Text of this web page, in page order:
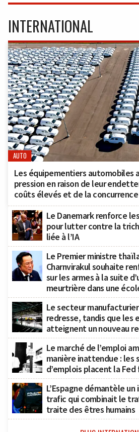
INTERNATIONAL
AUTO
Les équipementiers automobiles
pression en raison de leur
coûts élevés et de la
Le Danemark renforce
pour lutter contre la
liée à l’IA
Le Premier ministre
Charnvirakul souhaite
sur les armes à la suite
meurtrière dans une
Le secteur
redresse, tandis que les
atteignent un nouveau
Le marché de l’emploi
manière inattendue : les
d’emplois placent la
L’Espagne démantèle
trafic qui combinait le
traite des êtres humains